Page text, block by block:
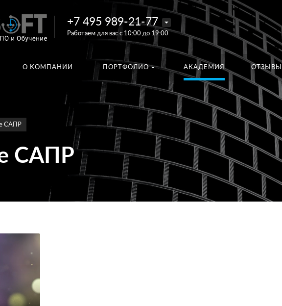
+7 495 989-21-77
Работаем для вас с 10:00 до 19:00
О КОМПАНИИ ПОРТФОЛИО АКАДЕМИЯ ОТЗЫВЫ
САПР
САПР